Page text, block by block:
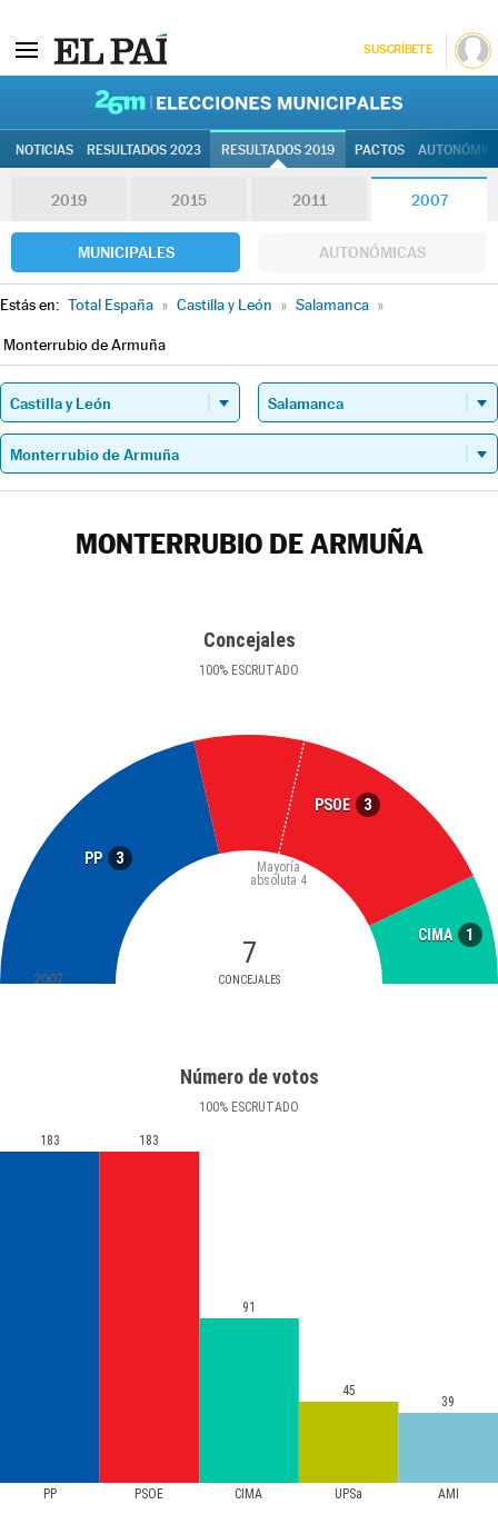
SUSCRÍBETE
NOTICIAS RESULTADOS 2023 RESULTADOS 2019 PACTOS
2019 2015 2011 2007
MUNICIPALES AUTONÓMICAS
Estás en: Total España » Castilla y León » Salamanca »
Monterrubio de Armuña
MONTERRUBIO DE ARMUÑA
Concejales
100% ESCRUTADO
PP 3
PSOE 3
CIMA 1
7
CONCEJALES
Mayoría
absoluta 4
2007
Número de votos
100% ESCRUTADO
PP PSOE CIMA UPSa AMI
183 183
91
45
39